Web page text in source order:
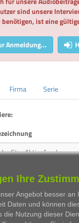
sind unsere
benötigen, ist eine
Anmeldung...
Firma Serie
Star Aktienfonds
BIOGAS AG
Ihre
Angebot besser an
Daten und können
Nutzung dieser